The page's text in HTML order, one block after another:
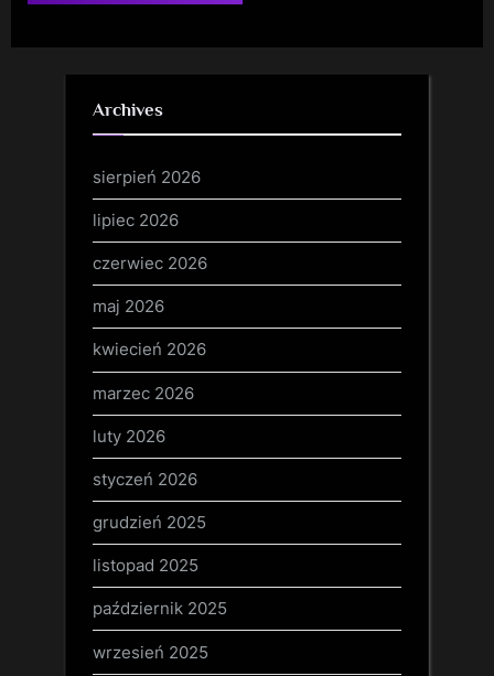
Archives
sierpień 2026
lipiec 2026
czerwiec 2026
maj 2026
kwiecień 2026
marzec 2026
luty 2026
styczeń 2026
grudzień 2025
listopad 2025
październik 2025
wrzesień 2025